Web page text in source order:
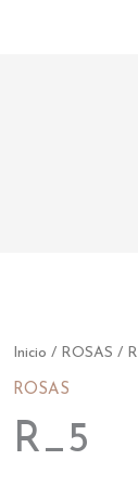
Inicio / ROSAS /
ROSAS
R_5
R_5
cantidad